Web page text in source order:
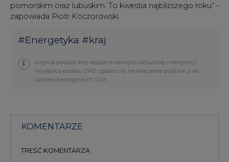
pomorskim oraz lubuskim. To kwestia najbliższego roku” -
zapowiada Piotr Koczorowski.
#Energetyka #kraj
Artykuł powstał bez wsparcia narzędzi sztucznej inteligencji.
Wydawca portalu CIRE zgadza się na włączenie publikacji do
szkoleń treningowych LLM.
KOMENTARZE
TREŚĆ KOMENTARZA